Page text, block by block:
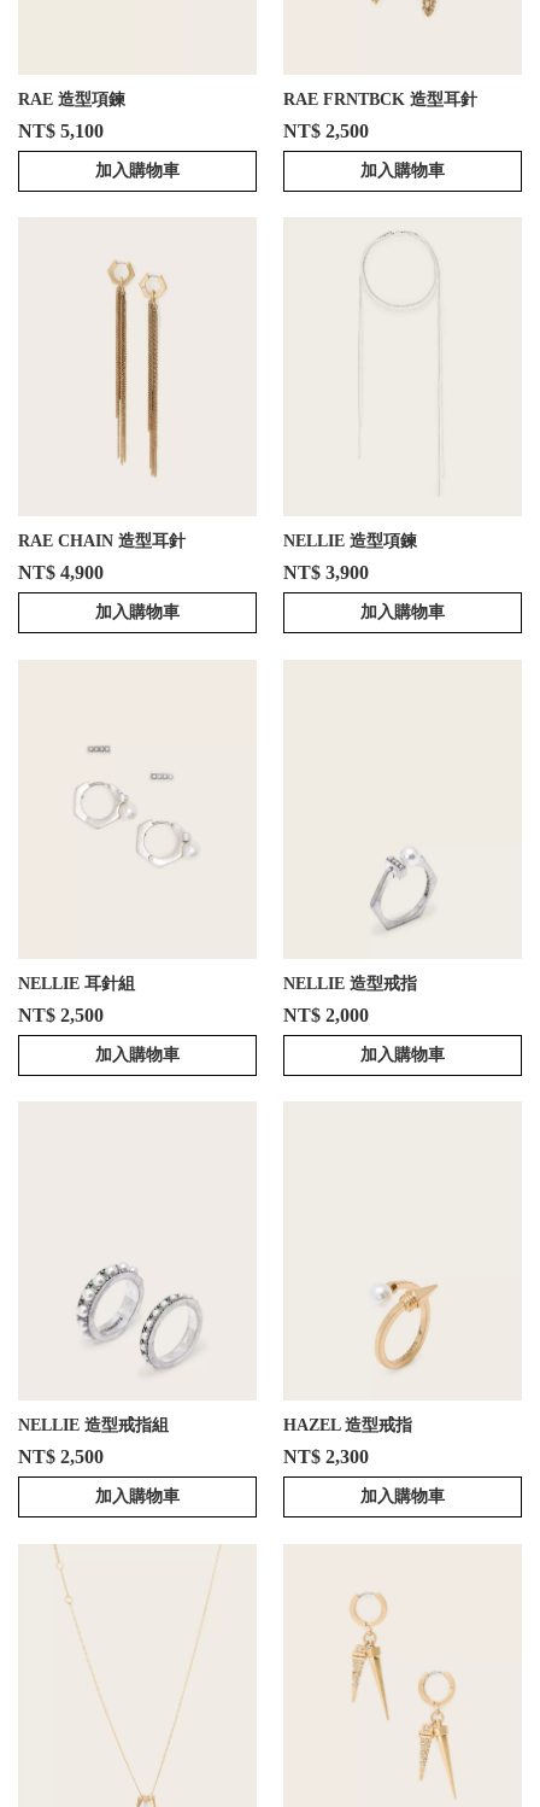
RAE 造型項鍊
NT$ 5,100
加入購物車
RAE FRNTBCK 造型耳針
NT$ 2,500
加入購物車
RAE CHAIN 造型耳針
NT$ 4,900
加入購物車
NELLIE 造型項鍊
NT$ 3,900
加入購物車
NELLIE 耳針組
NT$ 2,500
加入購物車
NELLIE 造型戒指
NT$ 2,000
加入購物車
NELLIE 造型戒指組
NT$ 2,500
加入購物車
HAZEL 造型戒指
NT$ 2,300
加入購物車